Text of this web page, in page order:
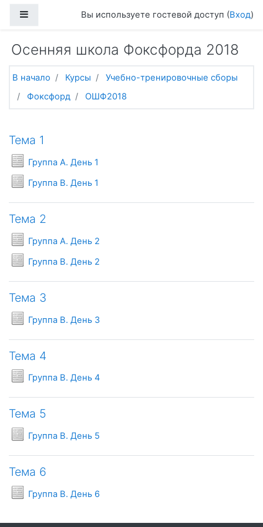
Боковая панельВы используете гостевой доступ (Вход)
Осенняя школа Фоксфорда 2018
В начало Курсы
Учебно-тренировочные сборы
Фоксфорд
ОШФ2018
Тематический план
Тема 1
Группа A. День 1Условия задач
Группа B. День 1Условия задач
Тема 2
Группа A. День 2Условия задач
Группа B. День 2Условия задач
Тема 3
Группа B. День 3Условия задач
Тема 4
Группа B. День 4Условия задач
Тема 5
Группа B. День 5Условия задач
Тема 6
Группа B. День 6Условия задач